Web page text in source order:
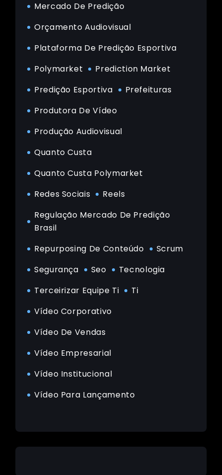
Mercado De Predição
Orçamento Audiovisual
Plataforma De Predição Esportiva
Polymarket
Prediction Market
Predição Esportiva
Prefeituras
Produtora De Vídeo
Produção Audiovisual
Quanto Custa
Quanto Custa Polymarket
Redes Sociais
Reels
Regulação Mercado De Predição
Brasil
Repurposing De Conteúdo
Scrum
Segurança
Seo
Tecnologia
Terceirizar Equipe Ti
Ti
Vídeo Corporativo
Vídeo De Vendas
Vídeo Empresarial
Vídeo Institucional
Vídeo Para Lançamento